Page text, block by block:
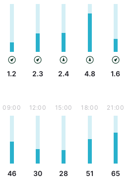
1.2 2.3 2.4 4.8 1.6
09:00
46
12:00
30
15:00
28
18:00
51
21:00
65